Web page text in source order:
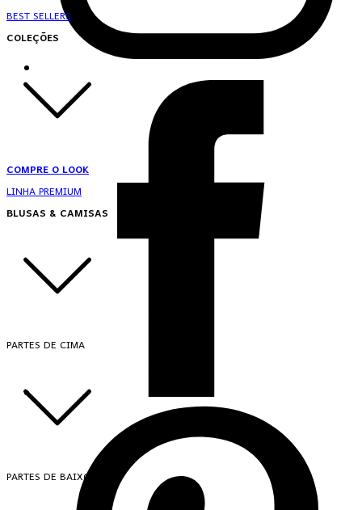
BEST SELLERS
COLEÇÕES
COMPRE O LOOK
LINHA PREMIUM
BLUSAS & CAMISAS
PARTES DE CIMA
PARTES DE BAIXO